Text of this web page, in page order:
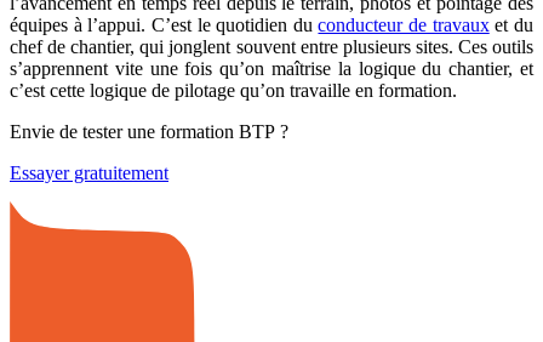
équipes à l’appui. C’est le quotidien duconducteur de travauxet du
chef de chantier, qui jonglent souvent entre plusieurs sites. Ces outils
s’apprennent vite une fois qu’on maîtrise la logique du chantier, et
c’est cette logique de pilotage qu’on travaille en formation.
Envie de tester une formation BTP ?
Essayer gratuitement